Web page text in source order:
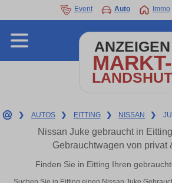
Event Auto Immo
ANZEIGEN
MARKT-
LANDSHUT
❯ AUTOS ❯ EITTING ❯ NISSAN ❯
Nissan Juke gebraucht in
Gebrauchtwagen von privat
Finden Sie in Eitting Ihren